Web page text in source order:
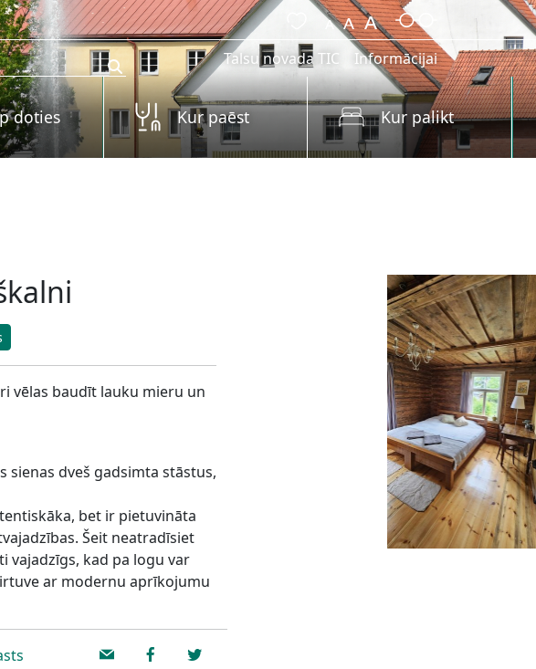
Talsu novada TIC
Informācijai
doties Kur paēst Kur palikt
vēlas baudīt lauku mieru un
sienas dveš gadsimta stāstus,
bet ir pietuvināta
Šeit neatradīsiet
vajadzīgs, kad pa logu var
ar modernu aprīkojumu